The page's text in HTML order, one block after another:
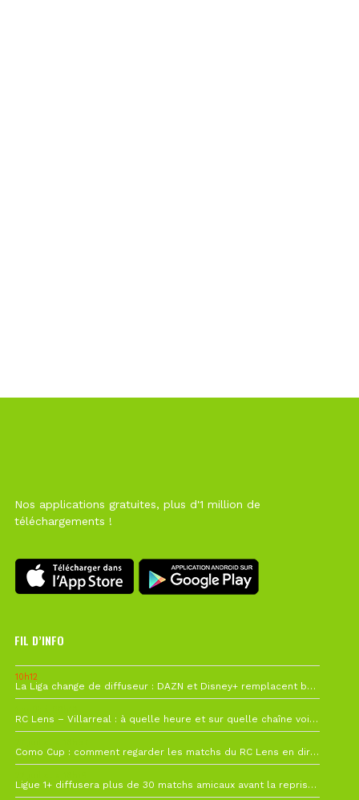
Nos applications gratuites, plus d'1 million de
téléchargements !
FIL D’INFO
10h12
La Liga change de diffuseur : DAZN et Disney+ remplacent beIN Sports !
RC Lens – Villarreal : à quelle heure et sur quelle chaîne voir la finale de la Como Cup ?
Como Cup : comment regarder les matchs du RC Lens en direct ?
Ligue 1+ diffusera plus de 30 matchs amicaux avant la reprise de la Ligue 1